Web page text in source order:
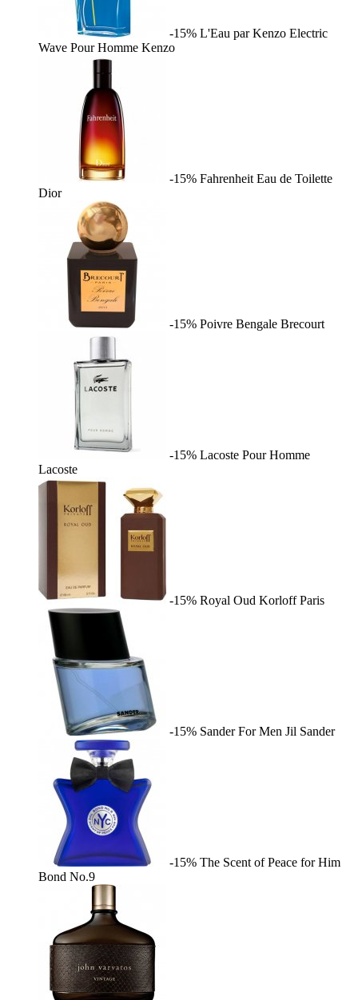
-15% L'Eau par Kenzo Electric
Wave Pour Homme Kenzo
-15% Fahrenheit Eau de Toilette
Dior
-15% Poivre Bengale Brecourt
-15% Lacoste Pour Homme
Lacoste
-15% Royal Oud Korloff Paris
-15% Sander For Men Jil Sander
-15% The Scent of Peace for Him
Bond No.9